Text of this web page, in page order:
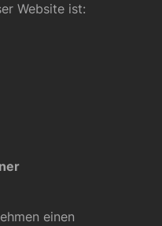
Website ist:
einen